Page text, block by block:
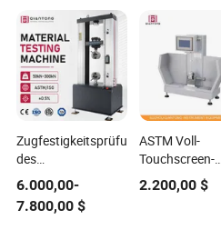
Zugfestigkeitsprüfung
des
Befestigungssystems
6.000,00-
7.800,00 $
ASTM Voll-
Touchscreen-
Izod-
2.200,00$